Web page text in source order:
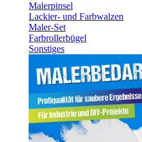
Malerpinsel
Lackier- und Farbwalzen
Maler-Set
Farbrollerbügel
Sonstiges